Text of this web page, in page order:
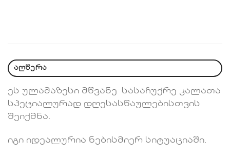
აღწერა
ეს ულამაზესი მწვანე სასაჩუქრე კალათა
სპეციალურად დღესასწაულებისთვის
შეიქმნა.
იგი იდეალურია ნებისმიერ სიტუაციაში.